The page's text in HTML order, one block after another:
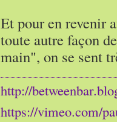
Et pour en revenir
toute autre façon
main", on se sent
http://
https://vimeo.com/